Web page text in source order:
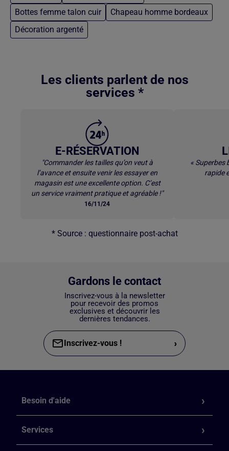
Bottes femme talon cuir
Chapeau homme bordeaux
Décoration argenté
Les clients parlent de nos
services *
E-RÉSERVATION
"Commander les tailles qu’on veut à
l’avance et ensuite venir les essayer en
magasin est une excellente option. C’est
un service vraiment pratique et agréable !"
16/11/24
« Superbes
rapide
* Source : questionnaire post-achat
Gardons le contact
Inscrivez-vous à la newsletter
pour recevoir des promos
exclusives et découvrir les
dernières tendances.
Inscrivez-vous ! ›
Besoin d'aide
Services